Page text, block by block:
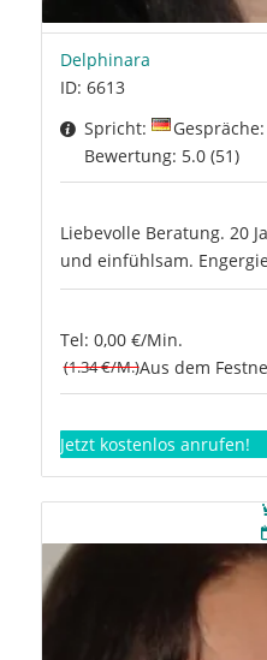
Delphinara
ID: 6613
Spricht:
Bewertung: 5.0 (51)
Liebevolle Beratung. 20
und einfühlsam.
Tel: 0,00 €/Min.
(1.34 €/M.)Aus dem
Jetzt kostenlos anrufen!